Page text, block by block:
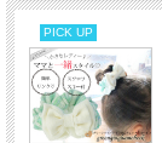
PICK UP